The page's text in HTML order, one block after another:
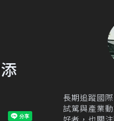
長期追蹤國
試駕與產業